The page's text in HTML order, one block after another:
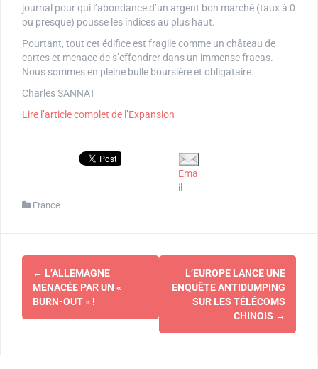
journal pour qui l’abondance d’un argent bon marché (taux à 0
ou presque) pousse les indices au plus haut.
Pourtant, tout cet édifice est fragile comme un château de
cartes et menace de s’effondrer dans un immense fracas.
Nous sommes en pleine bulle boursière et obligataire.
Charles SANNAT
Lire l’article complet de l’Expansion
Ema
il
France
Navigation
d'article
← L’ALLEMAGNE
MENACÉE PAR UN «
BURN-OUT » !
L’EUROPE LANCE UNE
ENQUÊTE ANTIDUMPING
SUR LES TÉLÉCOMS
CHINOIS →